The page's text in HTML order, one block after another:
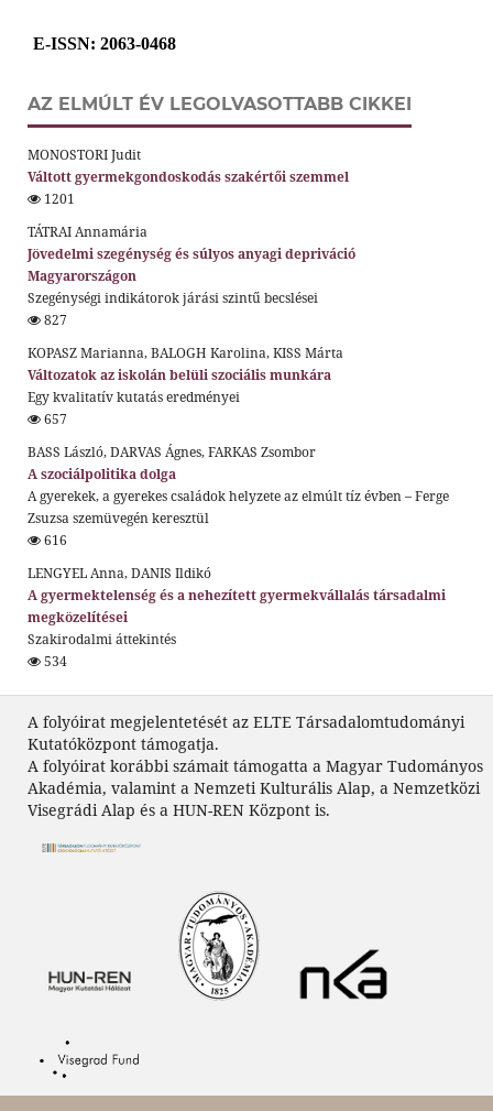
E-ISSN: 2063-0468
AZ ELMÚLT ÉV LEGOLVASOTTABB CIKKEI
MONOSTORI Judit
Váltott gyermekgondoskodás szakértői szemmel
1201
TÁTRAI Annamária
Jövedelmi szegénység és súlyos anyagi depriváció
Magyarországon
Szegénységi indikátorok járási szintű becslései
827
KOPASZ Marianna, BALOGH Karolina, KISS Márta
Változatok az iskolán belüli szociális munkára
Egy kvalitatív kutatás eredményei
657
BASS László, DARVAS Ágnes, FARKAS Zsombor
A szociálpolitika dolga
A gyerekek, a gyerekes családok helyzete az elmúlt tíz évben – Ferge
Zsuzsa szemüvegén keresztül
616
LENGYEL Anna, DANIS Ildikó
A gyermektelenség és a nehezített gyermekvállalás társadalmi
megközelítései
Szakirodalmi áttekintés
534
A folyóirat megjelentetését az ELTE Társadalomtudományi
Kutatóközpont támogatja.
A folyóirat korábbi számait támogatta a Magyar Tudományos
Akadémia, valamint a Nemzeti Kulturális Alap, a Nemzetközi
Visegrádi Alap és a HUN-REN Központ is.